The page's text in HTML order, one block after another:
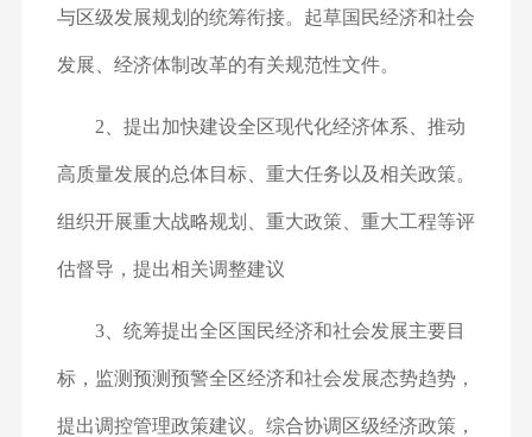
与区级发展规划的统筹衔接。起草国民经济和社会
发展、经济体制改革的有关规范性文件。
2、提出加快建设全区现代化经济体系、推动
高质量发展的总体目标、重大任务以及相关政策。
组织开展重大战略规划、重大政策、重大工程等评
估督导，提出相关调整建议
3、统筹提出全区国民经济和社会发展主要目
标，监测预测预警全区经济和社会发展态势趋势，
提出调控管理政策建议。综合协调区级经济政策，